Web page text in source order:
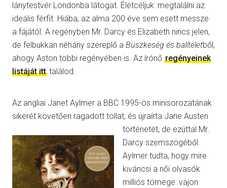
lánytestvér Londonba látogat. Életcéljuk: megtalálni az
ideális férfit. Hiába, az alma 200 éve sem esett messze
a fájától. A regényben Mr. Darcy és Elizabeth nincs jelen,
de felbukkan néhány szereplő a Büszkeség és balítéletből,
ahogy Aston többi regényében is. Az írónő regényeinek
listáját itt találod.
Az angliai Janet Aylmer a BBC 1995-ös minisorozatának
sikerét követően ragadott tollat, és újraírta Jane Austen
történetét, de ezúttal Mr.
Darcy szemszögéből.
Aylmer tudta, hogy mire
kiváncsi a női olvasók
milliós tömege: vajon